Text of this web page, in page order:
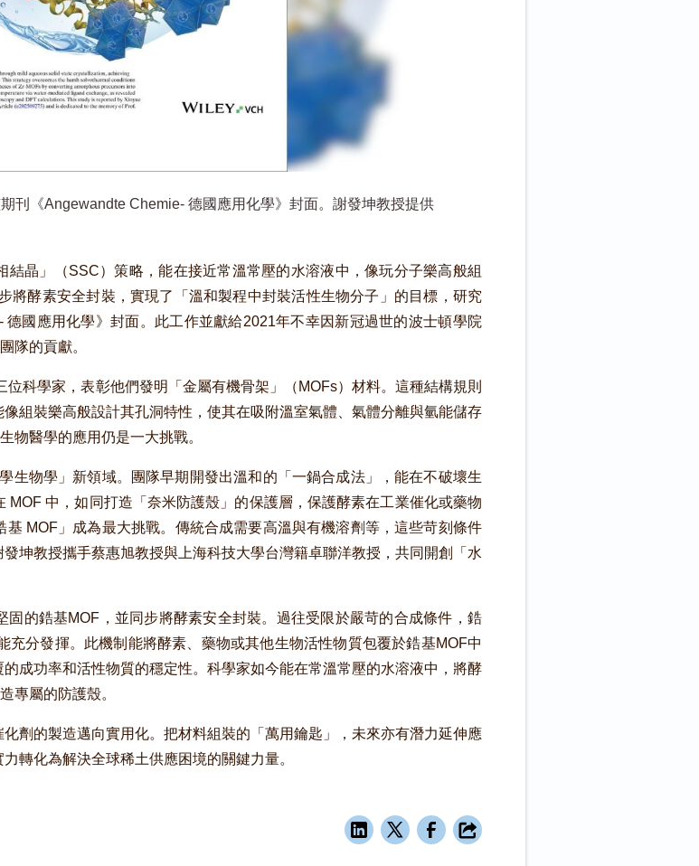
刊《Angewandte Chemie- 德國應用化學》封面。謝發坤教授提供
晶」（SSC）策略，能在接近常溫常壓的水溶液中，像玩分子樂高般組
將酵素安全封裝，實現了「溫和製程中封裝活性生物分子」的目標，研究
國應用化學》封面。此工作並獻給2021年不幸因新冠過世的波士頓學院
隊的貢獻。
科學家，表彰他們發明「金屬有機骨架」（MOFs）材料。這種結構規則
組裝樂高般設計其孔洞特性，使其在吸附溫室氣體、氣體分離與氫能儲存
物醫學的應用仍是一大挑戰。
生物學」新領域。團隊早期開發出溫和的「一鍋合成法」，能在不破壞生
中，如同打造「奈米防護殼」的保護層，保護酵素在工業催化或藥物
MOF」成為最大挑戰。傳統合成需要高溫與有機溶劑等，這些苛刻條件
坤教授攜手蔡惠旭教授與上海科技大學台灣籍卓聯洋教授，共同開創「水
的鋯基MOF，並同步將酵素安全封裝。過往受限於嚴苛的合成條件，鋯
充分發揮。此機制能將酵素、藥物或其他生物活性物質包覆於鋯基MOF中
成功率和活性物質的穩定性。科學家如今能在常溫常壓的水溶液中，將酵
專屬的防護殼。
劑的製造邁向實用化。把材料組裝的「萬用鑰匙」，未來亦有潛力延伸應
轉化為解決全球稀土供應困境的關鍵力量。